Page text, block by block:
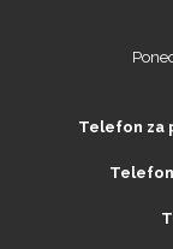
Telefon za